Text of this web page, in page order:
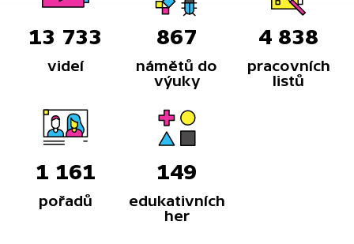
13 733
videí
867
námětů do
výuky
4 838
pracovních
listů
1 161
pořadů
149
edukativních
her